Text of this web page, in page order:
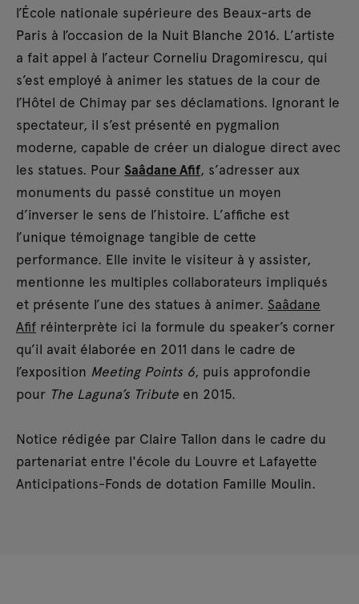
l’École nationale supérieure des Beaux-arts de
Paris à l’occasion de la Nuit Blanche 2016. L’artiste
a fait appel à l’acteur Corneliu Dragomirescu, qui
s’est employé à animer les statues de la cour de
l’Hôtel de Chimay par ses déclamations. Ignorant le
spectateur, il s’est présenté en pygmalion
moderne, capable de créer un dialogue direct avec
les statues. Pour Saâdane Afif, s’adresser aux
monuments du passé constitue un moyen
d’inverser le sens de l’histoire. L’affiche est
l’unique témoignage tangible de cette
performance. Elle invite le visiteur à y assister,
mentionne les multiples collaborateurs impliqués
et présente l’une des statues à animer. Saâdane
Afif réinterprète ici la formule du speaker’s corner
qu’il avait élaborée en 2011 dans le cadre de
l’exposition Meeting Points 6, puis approfondie
pour The Laguna’s Tribute en 2015.
Notice rédigée par Claire Tallon dans le cadre du
partenariat entre l'école du Louvre et Lafayette
Anticipations-Fonds de dotation Famille Moulin.